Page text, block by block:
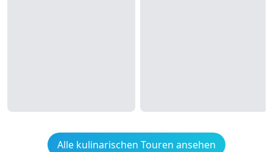
Alle kulinarischen Touren ansehen